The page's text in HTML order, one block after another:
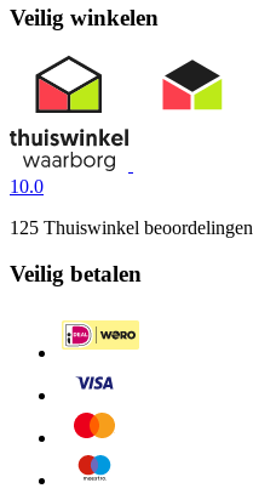
Veilig winkelen
10.0
125 Thuiswinkel beoordelingen
Veilig betalen